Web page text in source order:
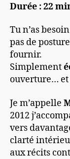
Durée : 22
Tu n’as
pas de
fournir.
Simplement
ouverture… et
Je m’appelle
2012
vers
clarté
aux récits